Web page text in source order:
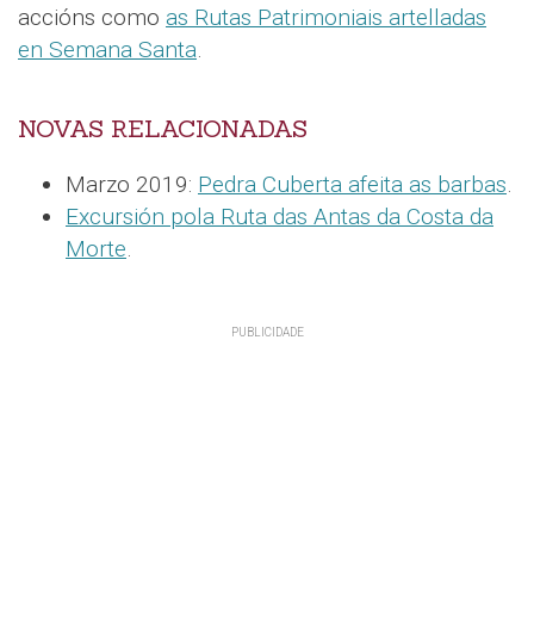
accións como as Rutas Patrimoniais artelladas
en Semana Santa.
NOVAS RELACIONADAS
Marzo 2019: Pedra Cuberta afeita as barbas.
Excursión pola Ruta das Antas da Costa da
Morte.